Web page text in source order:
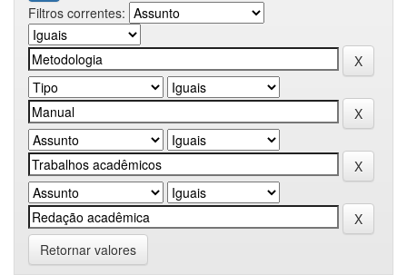
Filtros correntes:
Retornar valores